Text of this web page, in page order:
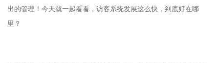
出的管理！今天就一起看看，访客系统发展这么快，到底好在哪
里？